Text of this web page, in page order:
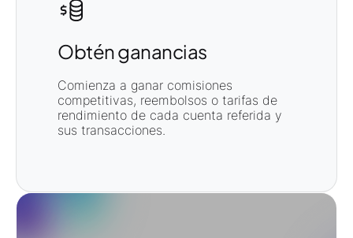
Obtén ganancias
Comienza a ganar comisiones
competitivas, reembolsos o tarifas de
rendimiento de cada cuenta referida y
sus transacciones.